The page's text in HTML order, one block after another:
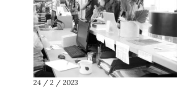
24 / 2 / 2023